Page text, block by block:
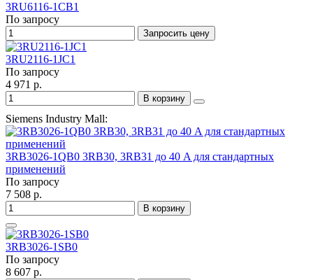
3RU6116-1CB1
По запросу
Запросить цену
3RU2116-1JC1
По запросу
4 971 р.
В корзину
Siemens Industry Mall:
3RB3026-1QB0 3RB30, 3RB31 до 40 A для стандартных
применений
По запросу
7 508 р.
В корзину
3RB3026-1SB0
По запросу
8 607 р.